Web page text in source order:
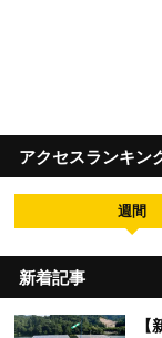
アクセスランキン
週間
新着記事